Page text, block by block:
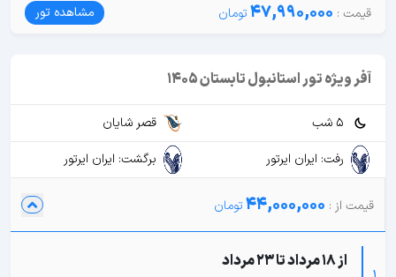
47,990,000 مشاهده تور
آفر ویژه تور استانبول تابستان 1405
5 شب
قصر شایان
رفت: ایران ایرتور
برگشت: ایران ایرتور
44,000,000
از 18 مرداد تا 23 مرداد